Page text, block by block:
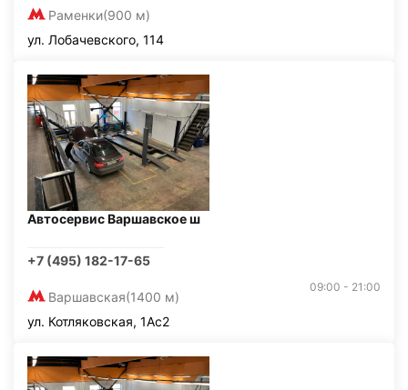
Раменки(900 м)
ул. Лобачевского, 114
Автосервис Варшавское ш
+7 (495) 182-17-65
Варшавская(1400 м)
09:00 - 21:00
ул. Котляковская, 1Ас2